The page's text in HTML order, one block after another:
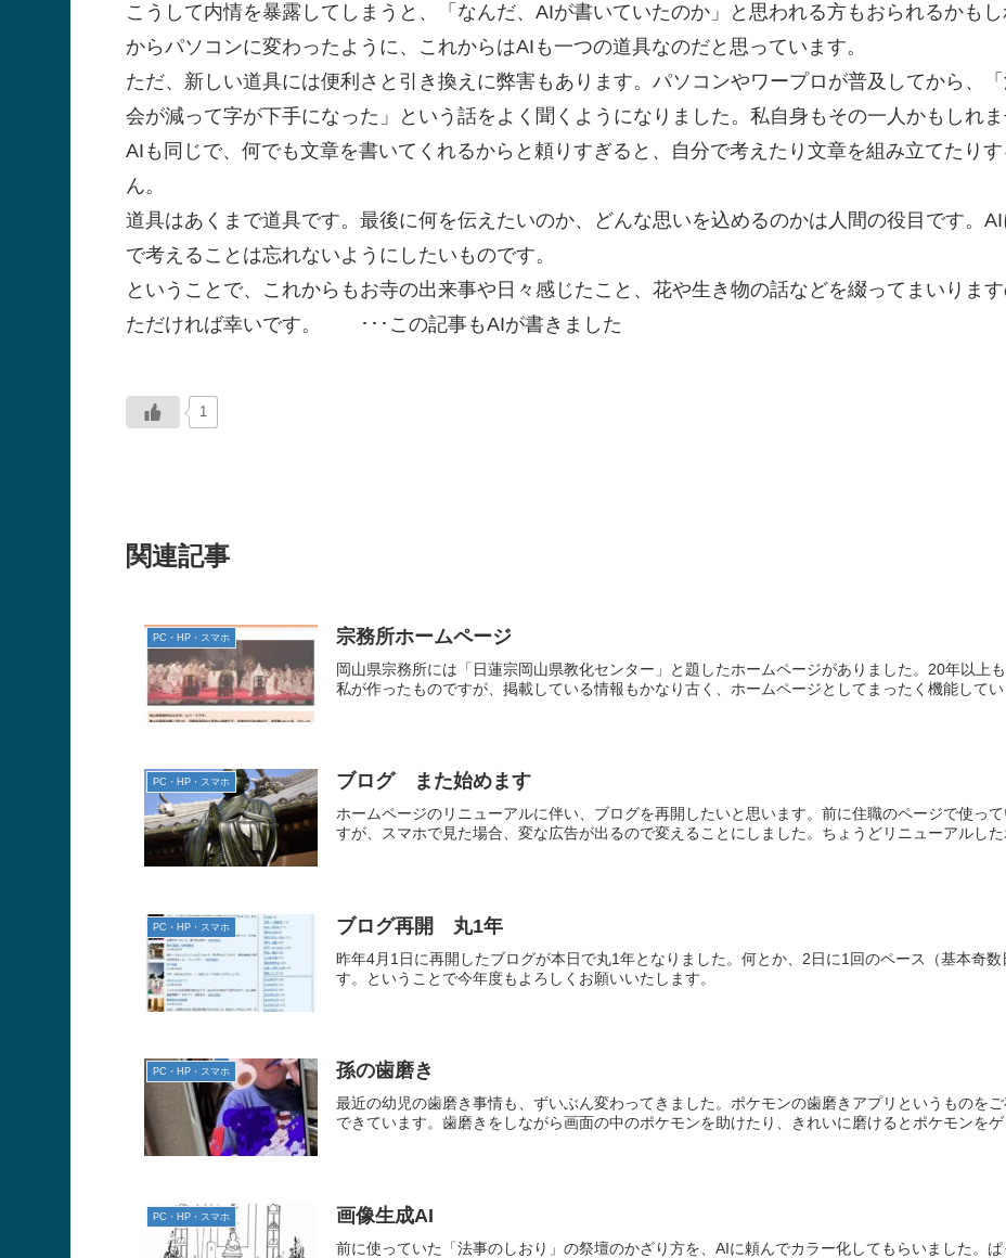
こうして内情を暴露してしまうと、「なんだ、AIが書いていたのか」と思われる方もおられるかも
からパソコンに変わったように、これからはAIも一つの道具なのだと思っています。
ただ、新しい道具には便利さと引き換えに弊害もあります。パソコンやワープロが普及してから、
会が減って字が下手になった」という話をよく聞くようになりました。私自身もその一人かもしれま
AIも同じで、何でも文章を書いてくれるからと頼りすぎると、自分で考えたり文章を組み立てたり
ん。
道具はあくまで道具です。最後に何を伝えたいのか、どんな思いを込めるのかは人間の役目です。
で考えることは忘れないようにしたいものです。
ということで、これからもお寺の出来事や日々感じたこと、花や生き物の話などを綴ってまいりま
ただければ幸いです。 ･･･この記事もAIが書きました
1
関連記事
PC・HP・スマホ 宗務所ホームページ
岡山県宗務所には「日蓮宗岡山県教化センター」と題したホームページがありました。20年以上
私が作ったものですが、掲載している情報もかなり古く、ホームページとしてまったく機能してい
PC・HP・スマホ ブログ また始めます
ホームページのリニューアルに伴い、ブログを再開したいと思います。前に住職のページで使っ
すが、スマホで見た場合、変な広告が出るので変えることにしました。ちょうどリニューアルし
PC・HP・スマホ ブログ再開 丸1年
昨年4月1日に再開したブログが本日で丸1年となりました。何とか、2日に1回のペース（基本奇
す。ということで今年度もよろしくお願いいたします。
PC・HP・スマホ 孫の歯磨き
最近の幼児の歯磨き事情も、ずいぶん変わってきました。ポケモンの歯磨きアプリというものを
できています。歯磨きをしながら画面の中のポケモンを助けたり、きれいに磨けるとポケモンを
PC・HP・スマホ 画像生成AI
前に使っていた「法事のしおり」の祭壇のかざり方を、AIに頼んでカラー化してもらいました。